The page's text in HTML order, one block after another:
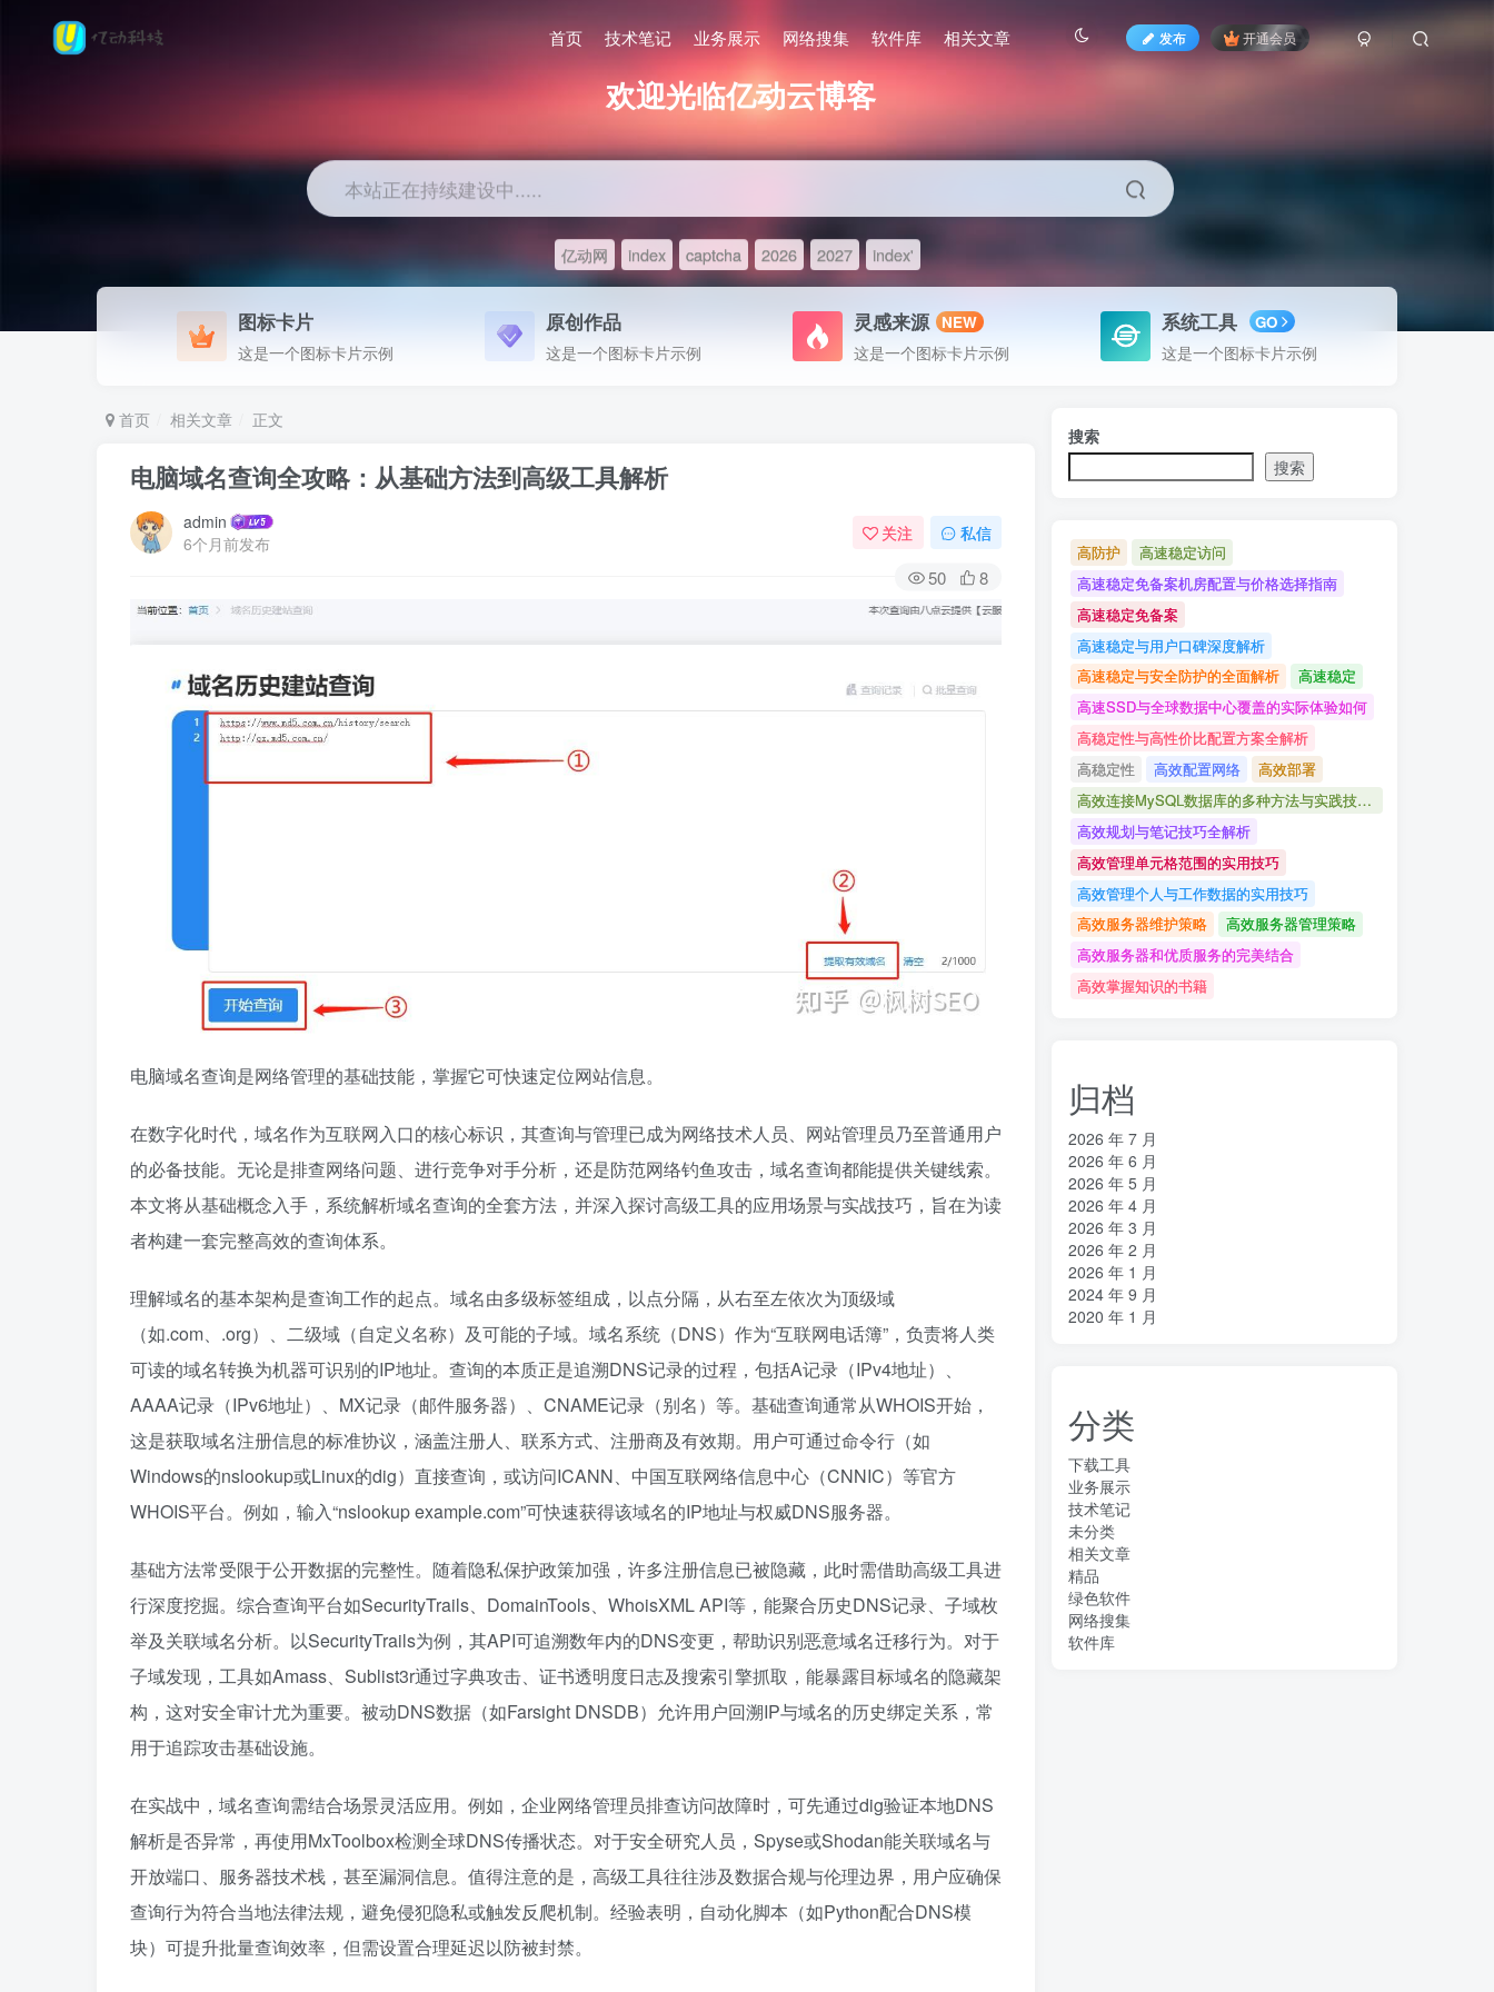
发布 开通会员
首页 技术笔记 业务展示 网络搜集 软件库 相关文章
欢迎光临亿动云博客
本站正在持续建设中.....
亿动网 index captcha 2026 2027 index'
图标卡片
这是一个图标卡片示例
原创作品
这是一个图标卡片示例
灵感来源 NEW
这是一个图标卡片示例
系统工具 GO
这是一个图标卡片示例
首页 相关文章 正文
电脑域名查询全攻略：从基础方法到高级工具解析
admin
6个月前发布
关注 私信
50 8
电脑域名查询是网络管理的基础技能，掌握它可快速定位网站信息。
在数字化时代，域名作为互联网入口的核心标识，其查询与管理已成为网络技术人员、网站管理员乃至普通用户
的必备技能。无论是排查网络问题、进行竞争对手分析，还是防范网络钓鱼攻击，域名查询都能提供关键线索。
本文将从基础概念入手，系统解析域名查询的全套方法，并深入探讨高级工具的应用场景与实战技巧，旨在为读
者构建一套完整高效的查询体系。
理解域名的基本架构是查询工作的起点。域名由多级标签组成，以点分隔，从右至左依次为顶级域
（如.com、.org）、二级域（自定义名称）及可能的子域。域名系统（DNS）作为“互联网电话簿”，负责将人类
可读的域名转换为机器可识别的IP地址。查询的本质正是追溯DNS记录的过程，包括A记录（IPv4地址）、
AAAA记录（IPv6地址）、MX记录（邮件服务器）、CNAME记录（别名）等。基础查询通常从WHOIS开始，
这是获取域名注册信息的标准协议，涵盖注册人、联系方式、注册商及有效期。用户可通过命令行（如
Windows的nslookup或Linux的dig）直接查询，或访问ICANN、中国互联网络信息中心（CNNIC）等官方
WHOIS平台。例如，输入“nslookup example.com”可快速获得该域名的IP地址与权威DNS服务器。
基础方法常受限于公开数据的完整性。随着隐私保护政策加强，许多注册信息已被隐藏，此时需借助高级工具进
行深度挖掘。综合查询平台如SecurityTrails、DomainTools、WhoisXML API等，能聚合历史DNS记录、子域枚
举及关联域名分析。以SecurityTrails为例，其API可追溯数年内的DNS变更，帮助识别恶意域名迁移行为。对于
子域发现，工具如Amass、Sublist3r通过字典攻击、证书透明度日志及搜索引擎抓取，能暴露目标域名的隐藏架
构，这对安全审计尤为重要。被动DNS数据（如Farsight DNSDB）允许用户回溯IP与域名的历史绑定关系，常
用于追踪攻击基础设施。
在实战中，域名查询需结合场景灵活应用。例如，企业网络管理员排查访问故障时，可先通过dig验证本地DNS
解析是否异常，再使用MxToolbox检测全球DNS传播状态。对于安全研究人员，Spyse或Shodan能关联域名与
开放端口、服务器技术栈，甚至漏洞信息。值得注意的是，高级工具往往涉及数据合规与伦理边界，用户应确保
查询行为符合当地法律法规，避免侵犯隐私或触发反爬机制。经验表明，自动化脚本（如Python配合DNS模
块）可提升批量查询效率，但需设置合理延迟以防被封禁。
搜索
搜索
高防护
高速稳定访问
高速稳定免备案机房配置与价格选择指南
高速稳定免备案
高速稳定与用户口碑深度解析
高速稳定与安全防护的全面解析
高速稳定
高速SSD与全球数据中心覆盖的实际体验如何
高稳定性与高性价比配置方案全解析
高稳定性
高效配置网络
高效部署
高效连接MySQL数据库的多种方法与实践技巧详解
高效规划与笔记技巧全解析
高效管理单元格范围的实用技巧
高效管理个人与工作数据的实用技巧
高效服务器维护策略
高效服务器管理策略
高效服务器和优质服务的完美结合
高效掌握知识的书籍
归档
2026 年 7 月
2026 年 6 月
2026 年 5 月
2026 年 4 月
2026 年 3 月
2026 年 2 月
2026 年 1 月
2024 年 9 月
2020 年 1 月
分类
下载工具
业务展示
技术笔记
未分类
相关文章
精品
绿色软件
网络搜集
软件库